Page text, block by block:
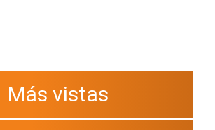
Más vistas